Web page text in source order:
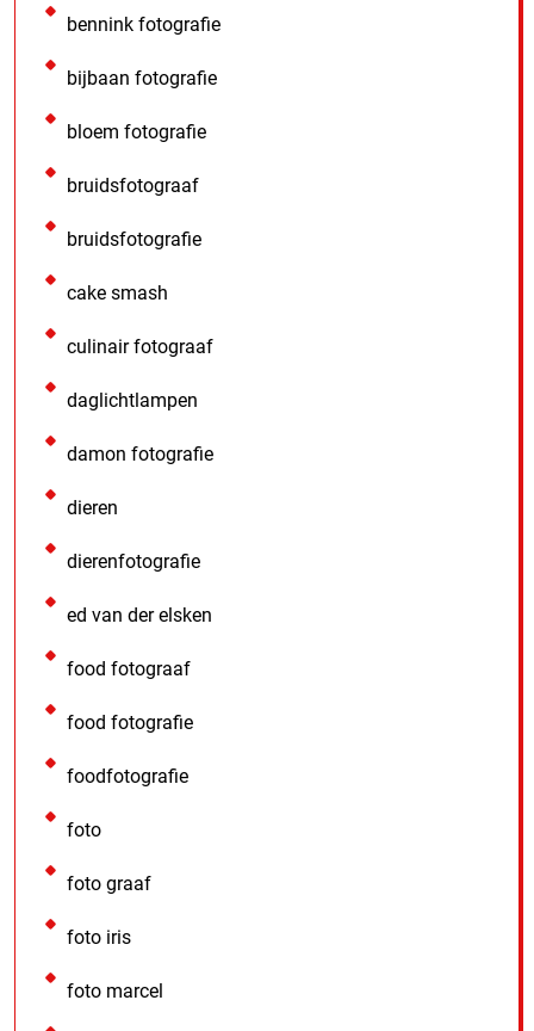
bennink fotografie
bijbaan fotografie
bloem fotografie
bruidsfotograaf
bruidsfotografie
cake smash
culinair fotograaf
daglichtlampen
damon fotografie
dieren
dierenfotografie
ed van der elsken
food fotograaf
food fotografie
foodfotografie
foto
foto graaf
foto iris
foto marcel